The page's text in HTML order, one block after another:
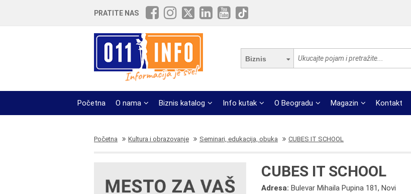
PRATITE NAS
Biznis
Početna O nama Biznis katalog Info kutak O Beogradu Magazin Kontakt
Početna Kultura i obrazovanje Seminari, edukacija, obuka CUBES IT SCHOOL
CUBES IT SCHOOL
Adresa:Bulevar Mihaila Pupina 181, Novi